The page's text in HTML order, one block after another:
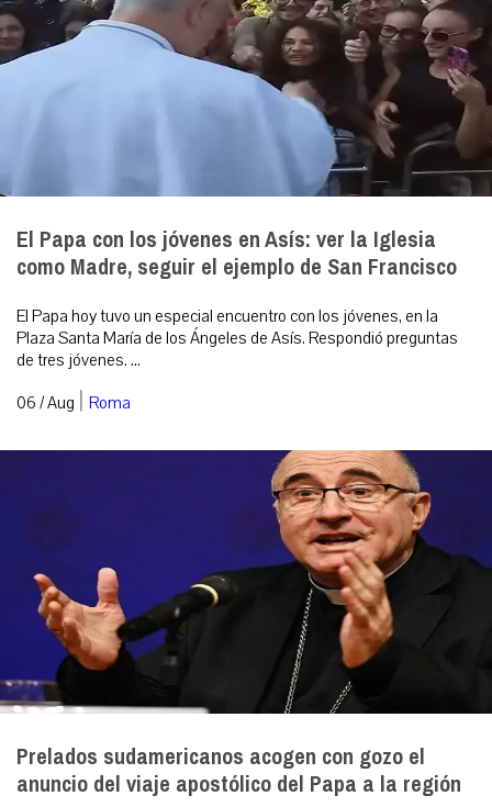
El Papa con los jóvenes en Asís: ver la Iglesia
como Madre, seguir el ejemplo de San Francisco
El Papa hoy tuvo un especial encuentro con los jóvenes, en la
Plaza Santa María de los Ángeles de Asís. Respondió preguntas
de tres jóvenes. ...
06 / Aug | Roma
Prelados sudamericanos acogen con gozo el
anuncio del viaje apostólico del Papa a la región